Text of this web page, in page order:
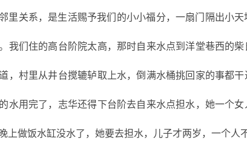
里关系，是生活赐予我们的小小福分，一扇门隔出小
我们住的高台阶院太高，那时自来水点到洋堂巷西的
，村里从井台搅辘轳取上水，倒满水桶挑回家的事都
水用完了，志华还得下台阶去自来水点担水，她一个
上做饭水缸没水了，她要去担水，儿子才两岁，一个人